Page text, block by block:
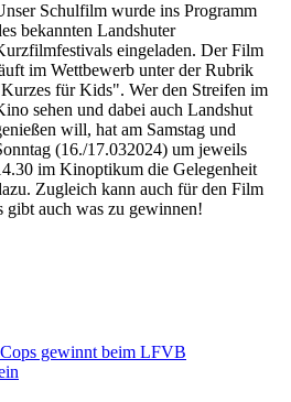
Schulfilm wurde ins Programm
bekannten Landshuter
eingeladen. Der Film
im Wettbewerb unter der Rubrik
für Kids". Wer den Streifen im
sehen und dabei auch Landshut
will, hat am Samstag und
(16./17.032024) um jeweils
im Kinoptikum die Gelegenheit
Zugleich kann auch für den Film
gibt auch was zu gewinnen!
gewinnt beim LFVB